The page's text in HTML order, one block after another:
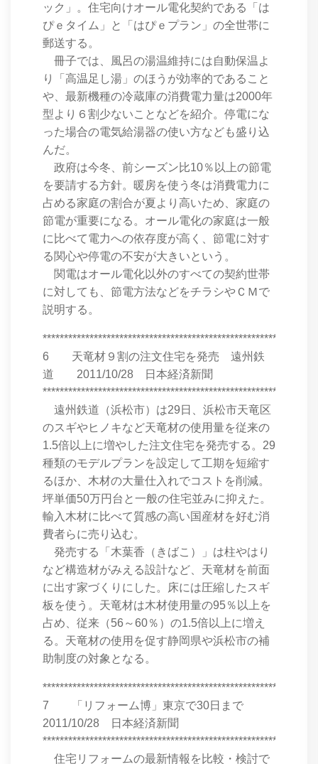
ック」。住宅向けオール電化契約である「は
ぴｅタイム」と「はぴｅプラン」の全世帯に
郵送する。
冊子では、風呂の湯温維持には自動保温よ
り「高温足し湯」のほうが効率的であること
や、最新機種の冷蔵庫の消費電力量は2000年
型より６割少ないことなどを紹介。停電にな
った場合の電気給湯器の使い方なども盛り込
んだ。
政府は今冬、前シーズン比10％以上の節電
を要請する方針。暖房を使う冬は消費電力に
占める家庭の割合が夏より高いため、家庭の
節電が重要になる。オール電化の家庭は一般
に比べて電力への依存度が高く、節電に対す
る関心や停電の不安が大きいという。
関電はオール電化以外のすべての契約世帯
に対しても、節電方法などをチラシやＣＭで
説明する。
6 天竜材９割の注文住宅を発売 遠州鉄
道 2011/10/28 日本経済新聞
遠州鉄道（浜松市）は29日、浜松市天竜区
のスギやヒノキなど天竜材の使用量を従来の
1.5倍以上に増やした注文住宅を発売する。29
種類のモデルプランを設定して工期を短縮す
るほか、木材の大量仕入れでコストを削減。
坪単価50万円台と一般の住宅並みに抑えた。
輸入木材に比べて質感の高い国産材を好む消
費者らに売り込む。
発売する「木葉香（きばこ）」は柱やはり
など構造材がみえる設計など、天竜材を前面
に出す家づくりにした。床には圧縮したスギ
板を使う。天竜材は木材使用量の95％以上を
占め、従来（56～60％）の1.5倍以上に増え
る。天竜材の使用を促す静岡県や浜松市の補
助制度の対象となる。
7 「リフォーム博」東京で30日まで
2011/10/28 日本経済新聞
住宅リフォームの最新情報を比較・検討で